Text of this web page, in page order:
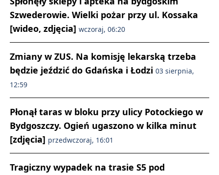
Szwederowie. Wielki pożar przy ul. Kossaka
[wideo, zdjęcia] wczoraj, 06:20
Zmiany w ZUS. Na komisję lekarską trzeba
będzie jeździć do Gdańska i Łodzi 03 sierpnia,
12:59
Płonął taras w bloku przy ulicy Potockiego w
Bydgoszczy. Ogień ugaszono w kilka minut
[zdjęcia] przedwczoraj, 16:01
Tragiczny wypadek na trasie S5 pod